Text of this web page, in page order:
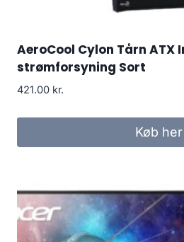
AeroCool Cylon Tårn ATX
strømforsyning Sort
421.00 kr.
Køb her